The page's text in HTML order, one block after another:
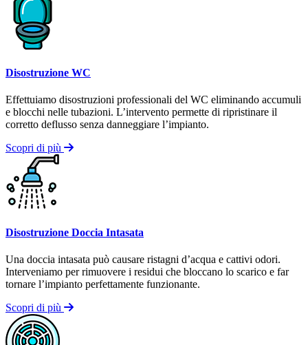
Disostruzione WC
Effettuiamo disostruzioni professionali del WC eliminando accumuli
e blocchi nelle tubazioni. L’intervento permette di ripristinare il
corretto deflusso senza danneggiare l’impianto.
Scopri di più
Disostruzione Doccia Intasata
Una doccia intasata può causare ristagni d’acqua e cattivi odori.
Interveniamo per rimuovere i residui che bloccano lo scarico e far
tornare l’impianto perfettamente funzionante.
Scopri di più